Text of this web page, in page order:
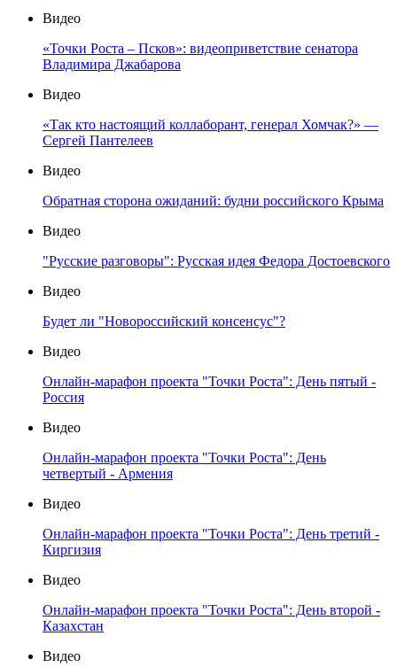
Видео
«Точки Роста – Псков»: видеоприветствие сенатора
Владимира Джабарова
Видео
«Так кто настоящий коллаборант, генерал Хомчак?» —
Сергей Пантелеев
Видео
Обратная сторона ожиданий: будни российского Крыма
Видео
"Русские разговоры": Русская идея Федора Достоевского
Видео
Будет ли "Новороссийский консенсус"?
Видео
Онлайн-марафон проекта "Точки Роста": День пятый -
Россия
Видео
Онлайн-марафон проекта "Точки Роста": День
четвертый - Армения
Видео
Онлайн-марафон проекта "Точки Роста": День третий -
Киргизия
Видео
Онлайн-марафон проекта "Точки Роста": День второй -
Казахстан
Видео